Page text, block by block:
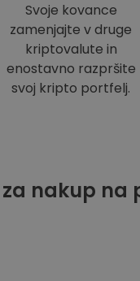
Svoje kovance
zamenjajte v druge
kriptovalute in
enostavno razpršite
svoj kripto portfelj.
za nakup na